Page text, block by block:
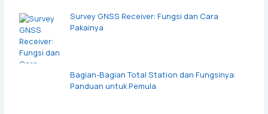
Survey GNSS Receiver: Fungsi dan Cara
Pakainya
Bagian-Bagian Total Station dan Fungsinya:
Panduan untuk Pemula